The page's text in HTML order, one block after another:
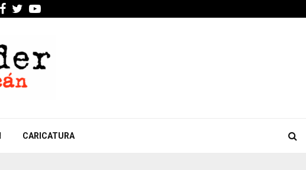
Facebook
TwitterYoutube
CARICATURA